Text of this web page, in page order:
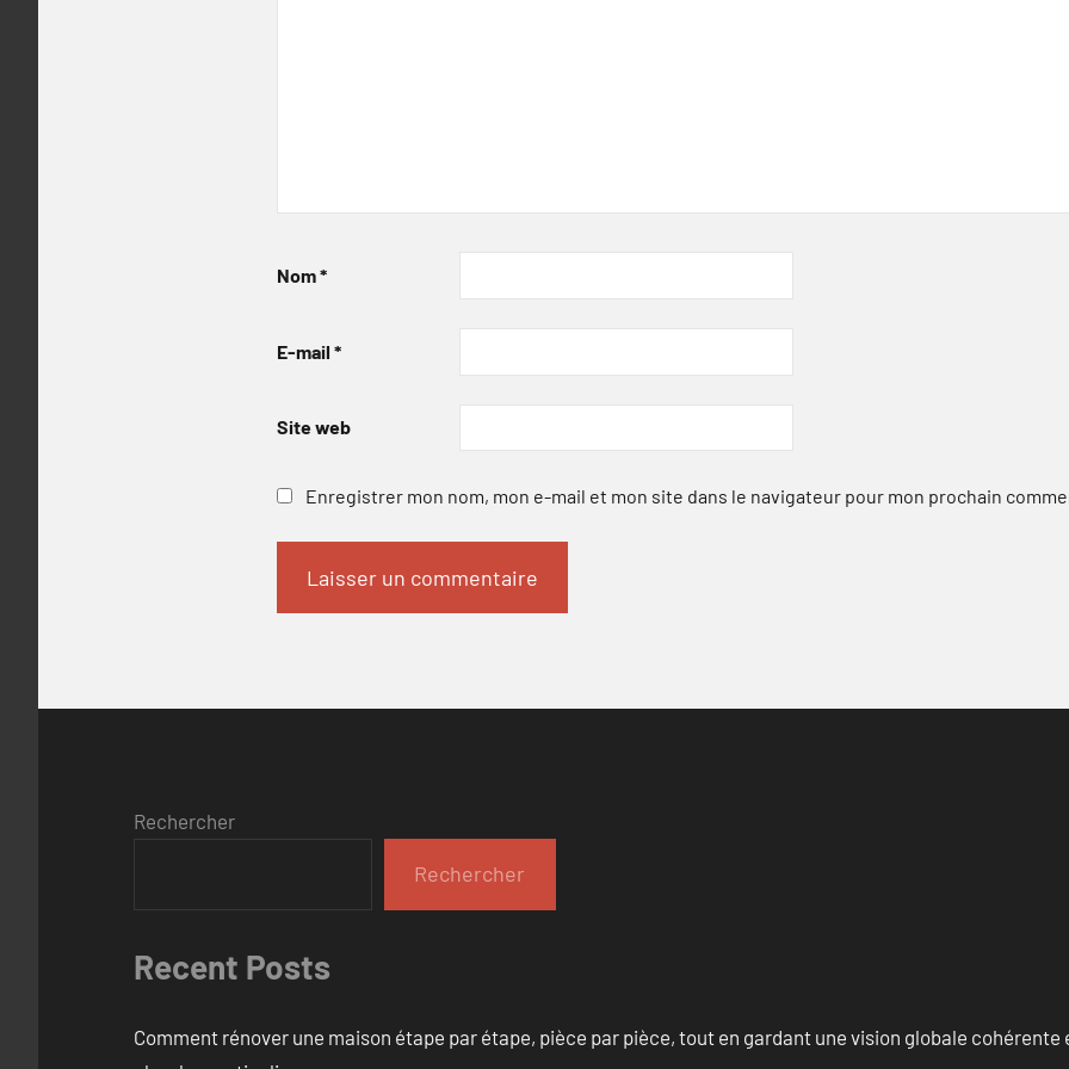
Nom*
E-mail *
Site web
Enregistrer mon nom, mon e-mail et mon site dans le navigateur pour mon prochain
Rechercher
Rechercher
Recent Posts
Comment rénover une maison étape par étape, pièce par pièce, tout en gardant une vision globale